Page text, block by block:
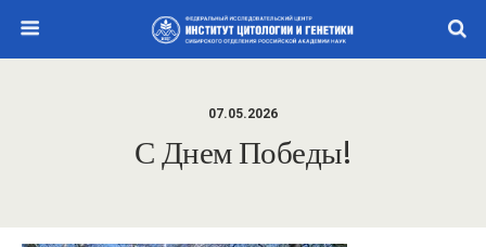
07.05.2026
С Днем Победы!